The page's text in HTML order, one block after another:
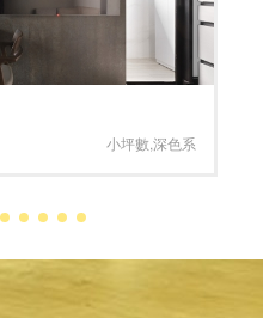
深淺混搭系 ,灰色系